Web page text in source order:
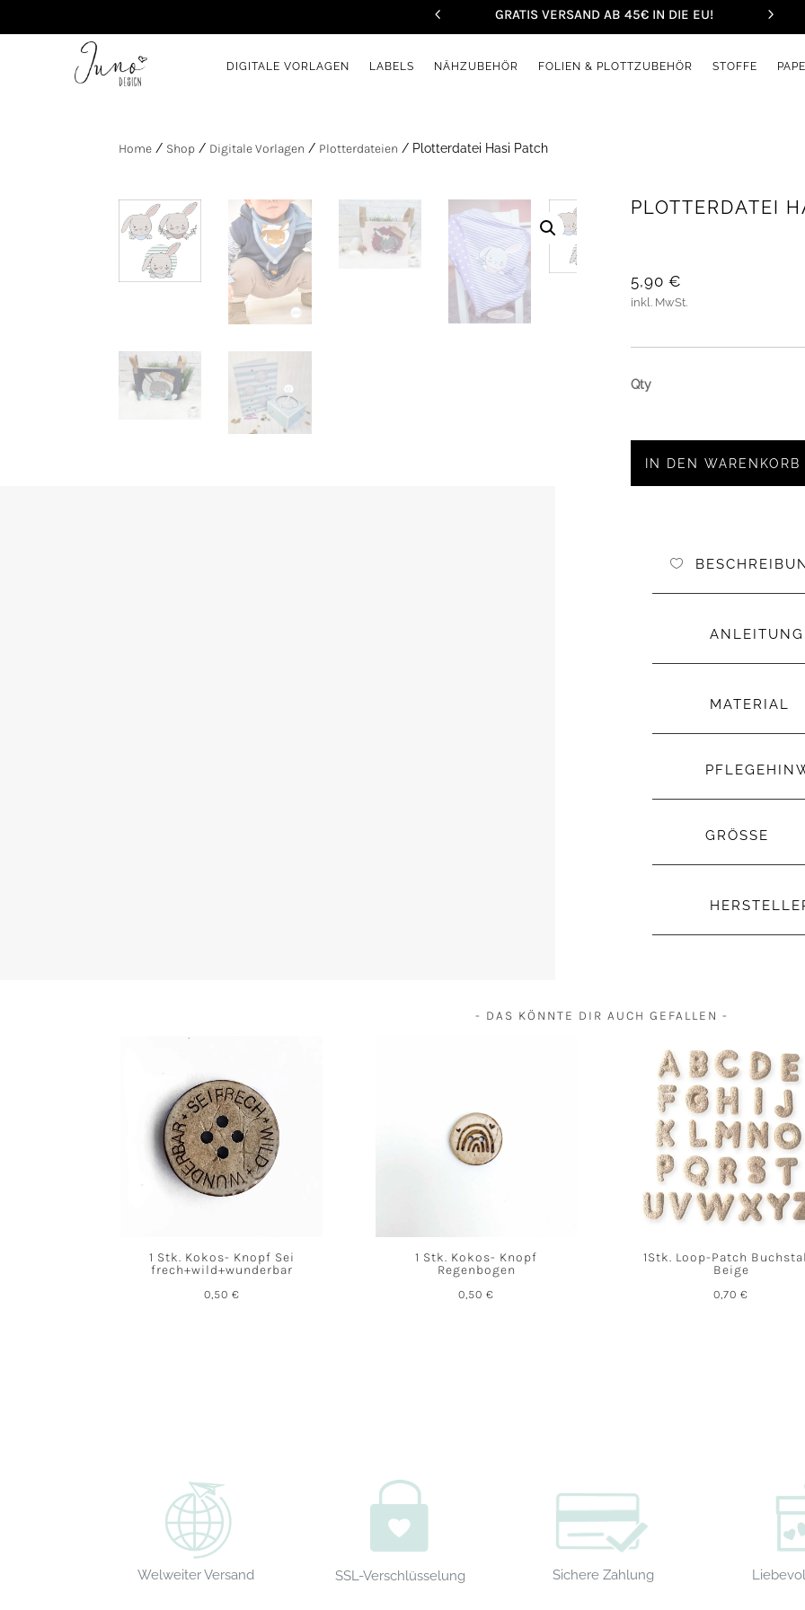
GRATIS VERSAND AB 45€ IN DIE EU!
DIGITALE VORLAGEN LABELS NÄHZUBEHÖR FOLIEN & PLOTTZUBEHÖR STOFFE
Home / Shop / Digitale Vorlagen / Plotterdateien / Plotterdatei Hasi Patch
PLOTTERDATEI
5,90 €
inkl. MwSt.
IN DEN WARENKORB
ANLEITUNG
MATERIAL
GRÖSSE
- DAS KÖNNTE DIR AUCH GEFALLEN -
1 Stk. Kokos- Knopf Sei
frech+wild+wunderbar
0,50 €
1 Stk. Kokos- Knopf
Regenbogen
0,50€
1Stk. Loop-Patch
Beige
0,70€
Welweiter Versand SSL-Verschlüsselung Sichere Zahlung